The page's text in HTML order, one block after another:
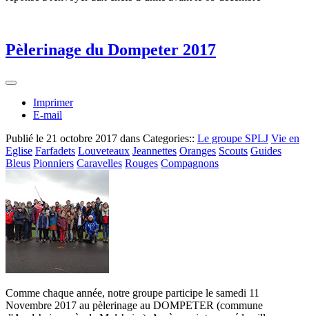
Pèlerinage du Dompeter 2017
Imprimer
E-mail
Publié le 21 octobre 2017 dans Categories:: Le groupe SPLJ Vie en
Eglise Farfadets Louveteaux Jeannettes Oranges Scouts Guides
Bleus Pionniers Caravelles Rouges Compagnons
Comme chaque année, notre groupe participe le samedi 11
Novembre 2017 au pèlerinage au DOMPETER (commune